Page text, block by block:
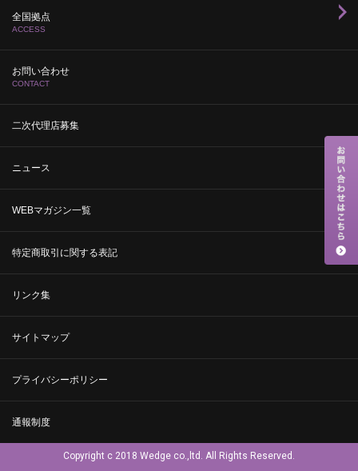
全国拠点
ACCESS
お問い合わせ
CONTACT
二次代理店募集
ニュース
WEBマガジン一覧
特定商取引に関する表記
リンク集
サイトマップ
プライバシーポリシー
通報制度
Copyright c 2018 Wedge co.,ltd. All Rights Reserved.